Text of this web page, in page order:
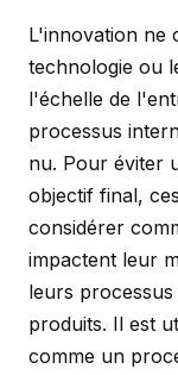
L'innovation ne
technologie ou
l'échelle de
processus
nu. Pour éviter
objectif final,
considérer
impactent leur
leurs
produits. Il est
comme un